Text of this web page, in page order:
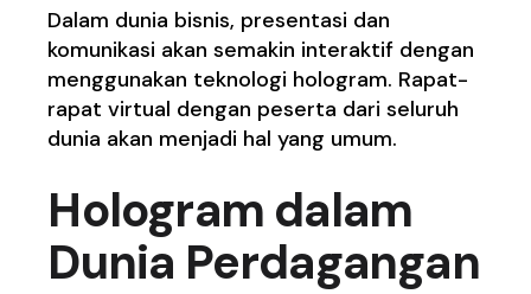
Dalam dunia bisnis, presentasi dan
komunikasi akan semakin interaktif dengan
menggunakan teknologi hologram. Rapat-
rapat virtual dengan peserta dari seluruh
dunia akan menjadi hal yang umum.
Hologram dalam
Dunia Perdagangan